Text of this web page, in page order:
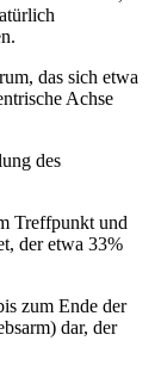
das sich etwa
Achse
des
Treffpunkt und
der etwa 33%
zum Ende der
dar, der